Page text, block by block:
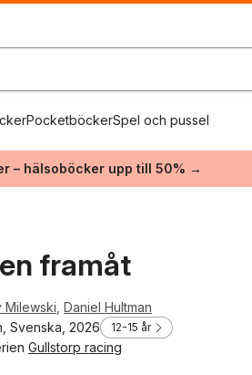
PocketböckerSpel och pussel
– hälsoböcker upp till 50% →
framåt
Milewski Daniel Hultman
Svenska, 2026
12-15 år
Gullstorp racing